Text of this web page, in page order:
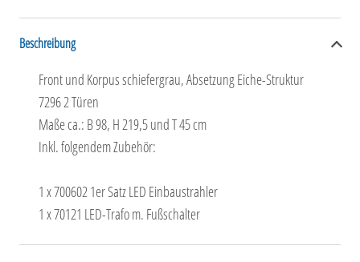
Beschreibung
Front und Korpus schiefergrau, Absetzung Eiche-Struktur
7296 2 Türen
Maße ca.: B 98, H 219,5 und T 45 cm
Inkl. folgendem Zubehör:
1 x 700602 1er Satz LED Einbaustrahler
1 x 70121 LED-Trafo m. Fußschalter